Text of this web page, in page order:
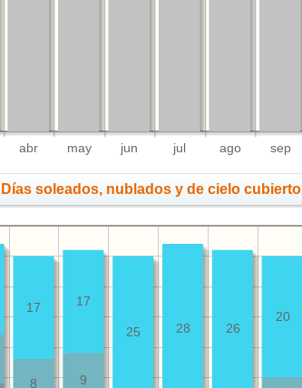
abr may jun jul ago sep
Días soleados, nublados y de cielo cubierto
9
8
20
26
28
25
17
17